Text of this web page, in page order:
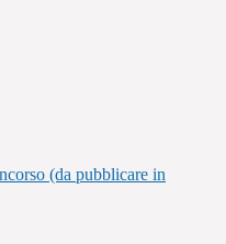
(da pubblicare in